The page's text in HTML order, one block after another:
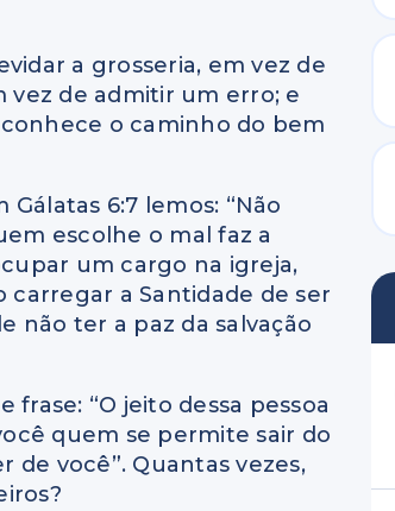
a grosseria, em vez de
vez de admitir um erro; e
o caminho do bem
6:7 lemos: “Não
escolhe o mal faz a
um cargo na igreja,
carregar a Santidade de ser
não ter a paz da salvação
“O jeito dessa pessoa
quem se permite sair do
de você”. Quantas vezes,